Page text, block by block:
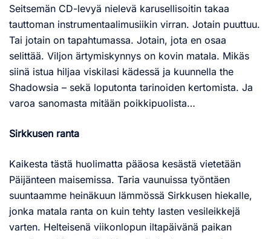
Seitsemän CD-levyä nielevä karusellisoitin takaa
tauttoman instrumentaalimusiikin virran. Jotain puuttuu.
Tai jotain on tapahtumassa. Jotain, jota en osaa
selittää. Viljon ärtymiskynnys on kovin matala. Mikäs
siinä istua hiljaa viskilasi kädessä ja kuunnella the
Shadowsia – sekä loputonta tarinoiden kertomista. Ja
varoa sanomasta mitään poikkipuolista…
Sirkkusen ranta
Kaikesta tästä huolimatta pääosa kesästä vietetään
Päijänteen maisemissa. Taria vaunuissa työntäen
suuntaamme heinäkuun lämmössä Sirkkusen hiekalle,
jonka matala ranta on kuin tehty lasten vesileikkejä
varten. Helteisenä viikonlopun iltapäivänä paikan